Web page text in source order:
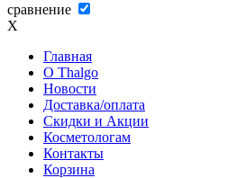
сравнение
X
Главная
O Thalgo
Новости
Доставка/оплата
Скидки и Акции
Косметологам
Контакты
Корзина